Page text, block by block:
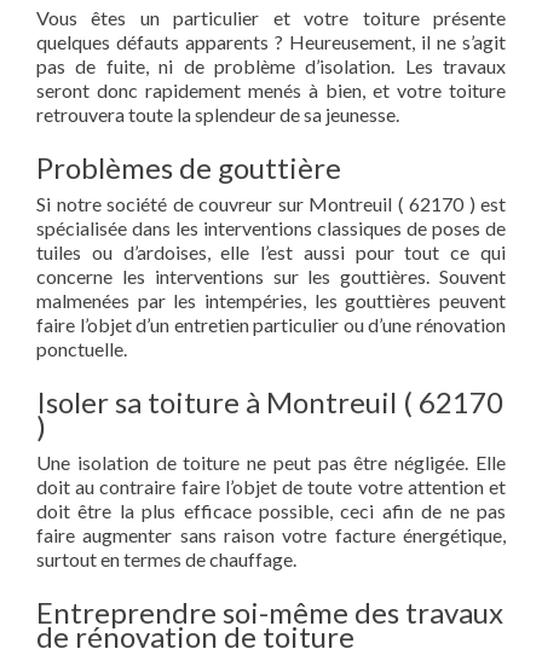
Vous êtes un particulier et votre toiture présente
quelques défauts apparents ? Heureusement, il ne s’agit
pas de fuite, ni de problème d’isolation. Les travaux
seront donc rapidement menés à bien, et votre toiture
retrouvera toute la splendeur de sa jeunesse.
Problèmes de gouttière
Si notre société de couvreur sur Montreuil ( 62170 ) est
spécialisée dans les interventions classiques de poses de
tuiles ou d’ardoises, elle l’est aussi pour tout ce qui
concerne les interventions sur les gouttières. Souvent
malmenées par les intempéries, les gouttières peuvent
faire l’objet d’un entretien particulier ou d’une rénovation
ponctuelle.
Isoler sa toiture à Montreuil ( 62170
)
Une isolation de toiture ne peut pas être négligée. Elle
doit au contraire faire l’objet de toute votre attention et
doit être la plus efficace possible, ceci afin de ne pas
faire augmenter sans raison votre facture énergétique,
surtout en termes de chauffage.
Entreprendre soi-même des travaux
de rénovation de toiture